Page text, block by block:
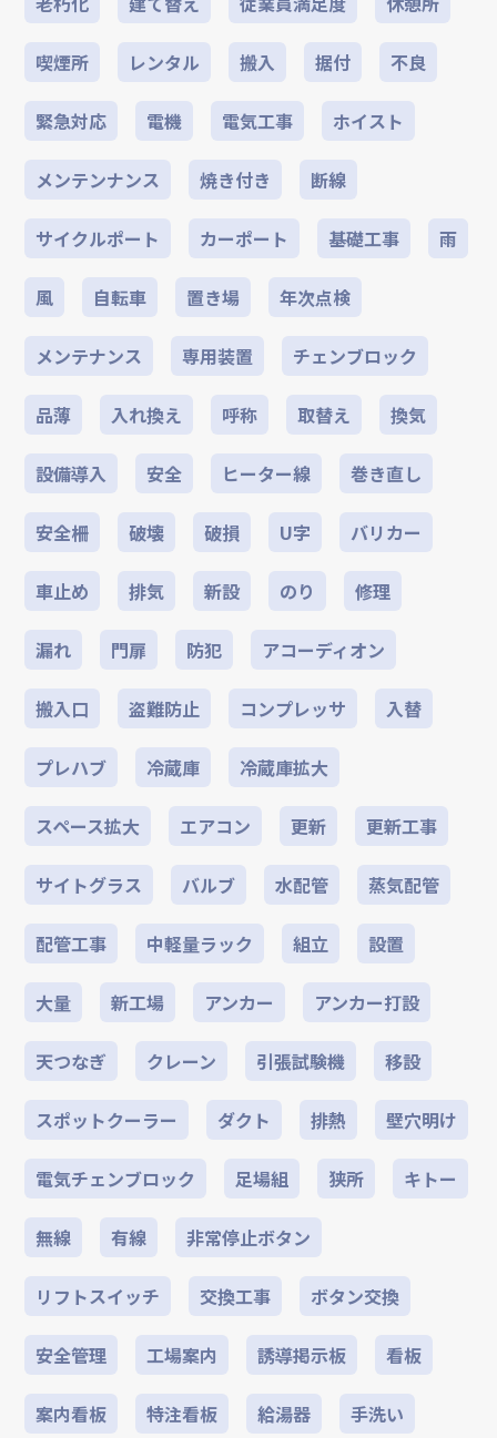
喫煙所 レンタル 搬入 据付 不良
緊急対応 電機 電気工事 ホイスト
メンテンナンス 焼き付き 断線
サイクルポート カーポート 基礎工事 雨
風 自転車 置き場 年次点検
メンテナンス 専用装置 チェンブロック
品薄 入れ換え 呼称 取替え 換気
設備導入 安全 ヒーター線 巻き直し
安全柵 破壊 破損 U字 バリカー
車止め 排気 新設 のり 修理
漏れ 門扉 防犯 アコーディオン
搬入口 盗難防止 コンプレッサ 入替
プレハブ 冷蔵庫 冷蔵庫拡大
スペース拡大 エアコン 更新 更新工事
サイトグラス バルブ 水配管 蒸気配管
配管工事 中軽量ラック 組立 設置
大量 新工場 アンカー アンカー打設
天つなぎ クレーン 引張試験機 移設
スポットクーラー ダクト 排熱 壁穴明け
電気チェンブロック 足場組 狭所 キトー
無線 有線 非常停止ボタン
リフトスイッチ 交換工事 ボタン交換
安全管理 工場案内 誘導掲示板 看板
案内看板 特注看板 給湯器 手洗い